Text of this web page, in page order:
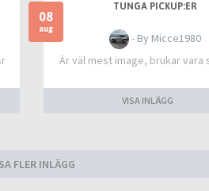
08
aug
TUNGA PICKUP:ER
- By Micce1980
Är väl mest image, brukar
VISA INLÄGG
FLER INLÄGG